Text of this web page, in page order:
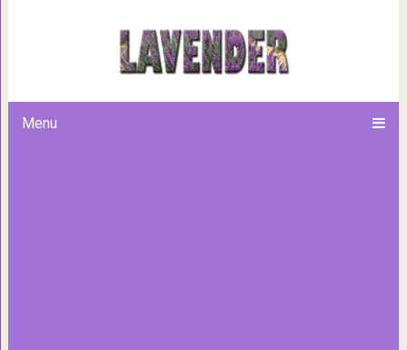
Menu
10 простых способов